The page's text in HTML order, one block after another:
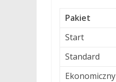
Pakiet
Start
Standard
Ekonomiczny